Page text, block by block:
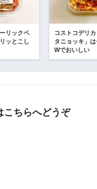
リックペ
ッとこし
コストコデリ
タニョッキ」
Wでおいしい
こちらへどうぞ